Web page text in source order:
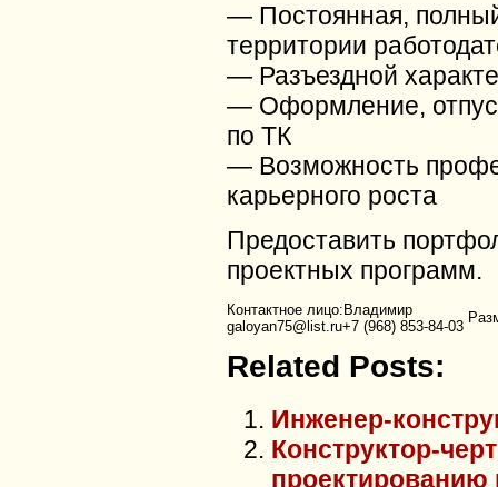
— Постоянная,
территории
— Разъездной
— Оформление,
по ТК
— Возможность
карьерного роста
Предоставить
проектных программ.
Контактное лицо:Владимир
galoyan75@list.ru+7 (968) 853-84-03
Related Posts:
Инженер-
Конструктор-
проектированию